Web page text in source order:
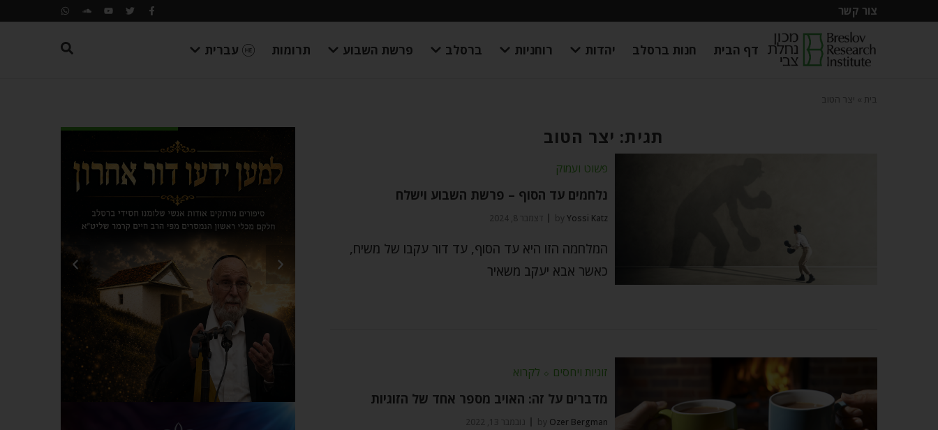
צור קשר
דף הבית חנות ברסלב יהדות רוחניות ברסלב פרשת השבוע תרומות עברית
בית יצר הטוב
תגית: יצר הטוב
פשוט ועמוק
נלחמים עד הסוף – פרשת השבוע וישלח
by Yossi Katz דצמבר 8, 2024
המלחמה הזו היא עד הסוף, עד דור עקבו של משיח,
כאשר אבא יעקב משאיר
זוגיות ויחסים ⬦ לקרוא
מדברים על זה: האויב מספר אחד של הזוגיות
by Ozer Bergman נובמבר 13, 2022